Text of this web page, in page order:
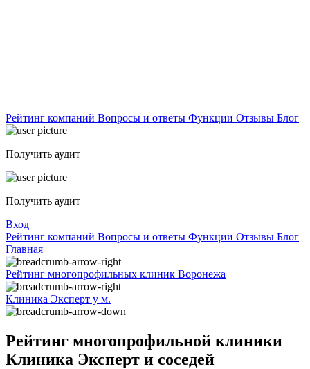
Рейтинг компаний Вопросы и ответы Функции Отзывы Блог
Получить аудит
Получить аудит
Вход
Рейтинг компаний Вопросы и ответы Функции Отзывы Блог
Главная
Рейтинг многопрофильных клиник Воронежа
Клиника Эксперт у м.
Рейтинг многопрофильной клиники
Клиника Эксперт и соседей